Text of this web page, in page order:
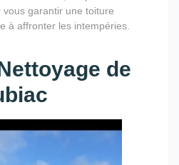
vous garantir une toiture
à affronter les intempéries.
de